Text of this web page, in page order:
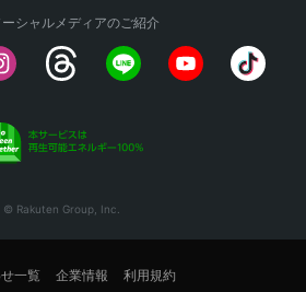
シャルメディアのご紹介
© Rakuten Group, Inc.
一覧 企業情報 利用規約